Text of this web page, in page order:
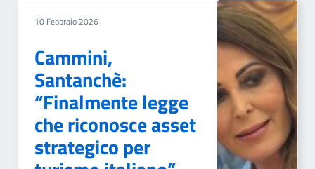
10 Febbraio 2026
Cammini,
Santanchè:
“Finalmente legge
che riconosce asset
strategico per